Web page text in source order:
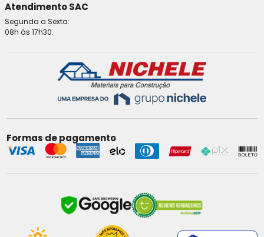
Atendimento SAC
Segunda a Sexta:
08h às 17h30.
Formas de pagamento